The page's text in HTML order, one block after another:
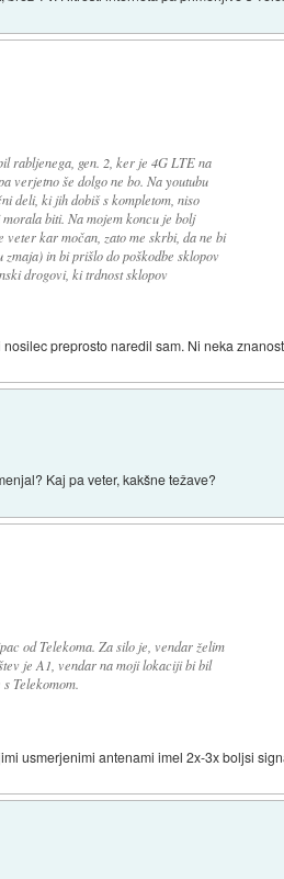
rabljenega, gen. 2, ker je 4G LTE na
verjetno še dolgo ne bo. Na youtubu
deli, ki jih dobiš s kompletom, niso
biti. Na mojem koncu je bolj
veter kar močan, zato me skrbi, da ne bi
in bi prišlo do poškodbe sklopov
drogovi, ki trdnost sklopov
preprosto naredil sam. Ni neka
Kaj pa veter, kakšne težave?
od Telekoma. Za silo je, vendar želim
je A1, vendar na moji lokaciji bi bil
Telekomom.
usmerjenimi antenami imel 2x-3x boljsi